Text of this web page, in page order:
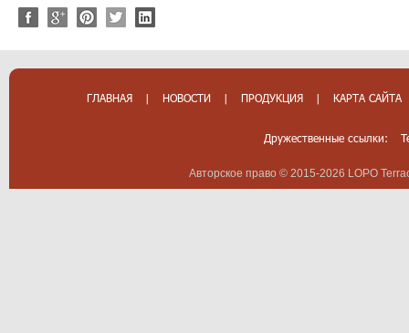
ГЛАВНАЯ | НОВОСТИ | ПРОДУКЦИЯ | КАРТА САЙТА
Дружественные ссылки:
Авторское право © 2015-2026 LOPO